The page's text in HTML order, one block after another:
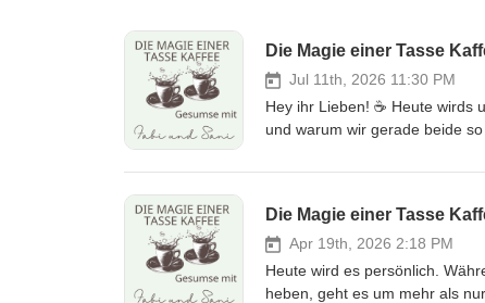
Die Magie einer Tasse
Jul 11th, 2026 11:30 PM
Hey ihr Lieben! ☕ Heute wirds
und warum wir gerade beide
es rauszubringen und zu
einfach... stimmig an. ✨ Was
challengen! Es gibt uns die
unser Business auf eine ganz
mehr Spass! In dieser
Die Magie einer Tasse
Apr 19th, 2026 2:18 PM
Heute wird es persönlich.
heben, geht es um mehr als